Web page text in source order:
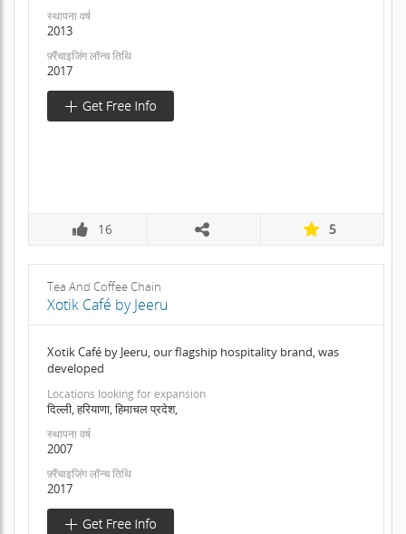
स्थापना वर्ष
2013
फ़्रैंचाइजिंग लॉन्च तिथि
2017
16 5
Tea And Coffee Chain
Xotik Café by Jeeru
Xotik Café by Jeeru, our flagship hospitality brand, was
developed
Locations looking for expansion
दिल्ली, हरियाणा, हिमाचल प्रदेश,
स्थापना वर्ष
2007
फ़्रैंचाइजिंग लॉन्च तिथि
2017